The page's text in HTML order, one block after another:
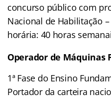
concurso público com
Nacional de Habilitação –
horária: 40 horas
Operador de Máquinas
1ª Fase do Ensino
Portador da carteira